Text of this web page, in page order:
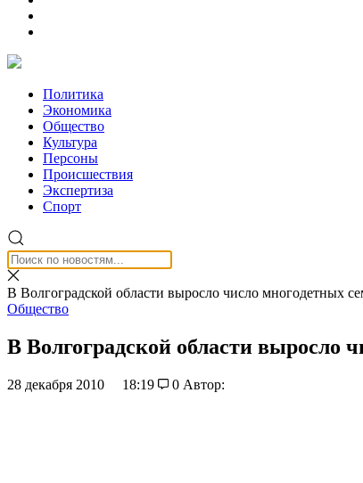
Политика
Экономика
Общество
Культура
Персоны
Происшествия
Экспертиза
Спорт
В Волгоградской области выросло число многодетных
Общество
В Волгоградской области выросло
28 декабря 2010 18:19 0 Автор: